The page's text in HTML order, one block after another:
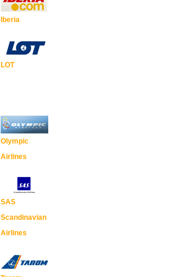
Iberia
LOT
Olympic
Airlines
SAS
Scandinavian
Airlines